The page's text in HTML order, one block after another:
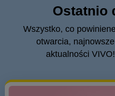
Ostatnio
Wszystko, co
otwarcia,
aktualności